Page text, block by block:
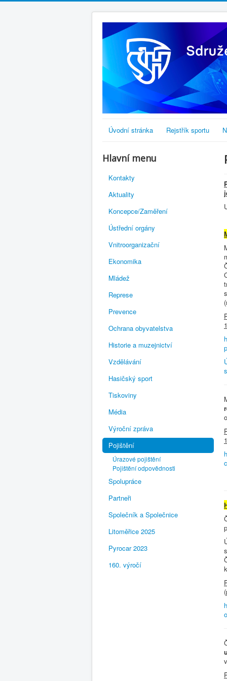
Úvodní stránka Rejstřík sportu
Hlavní menu
Kontakty
Aktuality
Koncepce/Zaměření
Ústřední orgány
Vnitroorganizační
Ekonomika
Mládež
Represe
Prevence
Ochrana obyvatelstva
Historie a muzejnictví
Vzdělávání
Hasičský sport
Tiskoviny
Média
Výroční zpráva
Pojištění
Úrazové pojištění
Pojištění odpovědnosti
Spolupráce
Partneři
Společník a Společnice
Litoměřice 2025
Pyrocar 2023
160. výročí